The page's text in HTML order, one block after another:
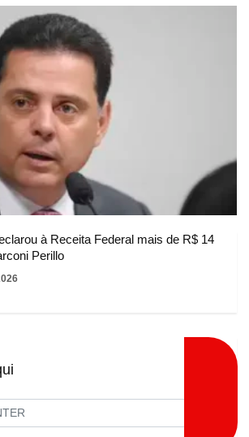
à Receita Federal mais de R$ 14
Perillo